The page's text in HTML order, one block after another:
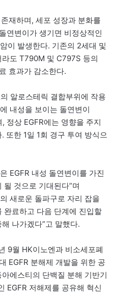
재하며, 세포 성장과 분화를
연변이가 생기면 비정상적인
이 발생한다. 기존의 2세대 및
도 T790M 및 C797S 등의
효과가 감소한다.
알로스테릭 결합부위에 작용
내성을 보이는 돌연변이
정상 EGFR에는 영향을 주지
또한 1일 1회 경구 투여 방식으
EGFR 내성 돌연변이를 가진
것으로 기대된다”며
새로운 돌파구로 자리 잡을
완료하고 다음 단계에 진입할
나가겠다”고 말했다.
9월 HK이노엔과 비소세포폐
EGFR 분해제 개발을 위한 공
에스티의 단백질 분해 기반기
EGFR 저해제를 공유해 혁신